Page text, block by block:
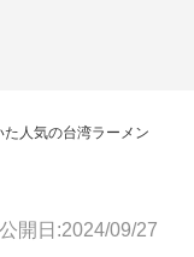
人気の台湾ラーメン
公開日:2024/09/27